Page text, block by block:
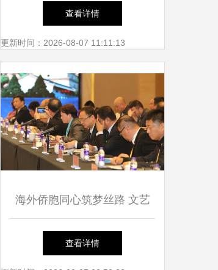
谁的光，做自己的花——音乐
学院扭扭棒花艺心理疗愈活动
圆满落幕
查看详情
更新时间：2026-08-07 11:11:13
海外侨胞同心筑梦丝路 文艺
盛宴点亮古都西安
查看详情